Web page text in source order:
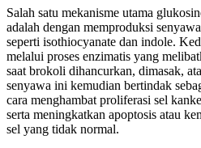
Salah satu mekanisme utama
adalah dengan memproduksi
seperti isothiocyanate dan indole.
melalui proses enzimatis yang
saat brokoli dihancurkan, dimasak,
senyawa ini kemudian bertindak
cara menghambat proliferasi sel
serta meningkatkan apoptosis atau
sel yang tidak normal.